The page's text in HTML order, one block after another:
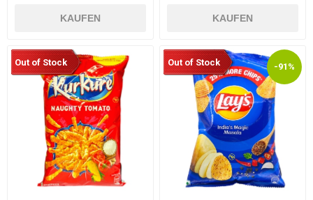
KAUFEN KAUFEN
Out of Stock -91%
Out of Stock